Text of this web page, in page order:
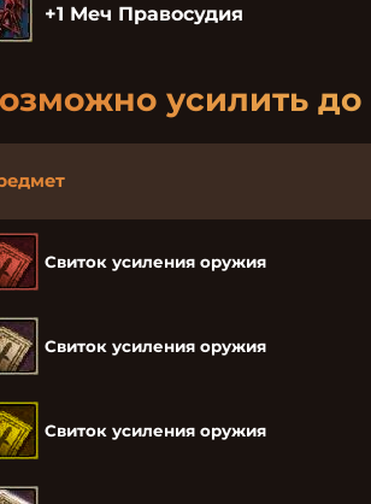
+1 Меч Правосудия
усилить до
Свиток усиления оружия
Свиток усиления оружия
Свиток усиления оружия